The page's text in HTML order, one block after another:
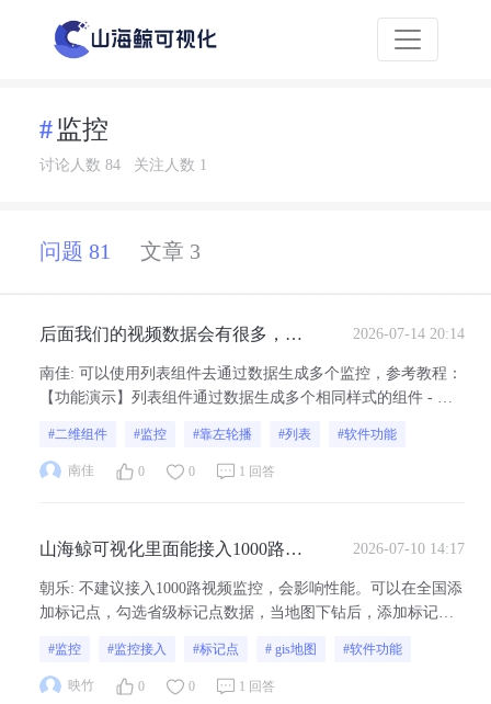
监控
讨论人数 84 关注人数 1
问题 81 文章 3
后面我们的视频数据会有很多，能
现不呢？
2026-07-14 20:14
南佳: 可以使用列表组件去通过数据生成多个监控，参考教程：
【功能演示】列表组件通过数据生成多个相同样式的组件 - 数
为监控接入过多会有性能上的问题（不建议接入超过4个监控）
#二维组件 #监控 #靠左轮播 #列表 #软件功能
南佳 0 0 1 回答
山海鲸可视化里面能接入1000路视
点击或者下钻可以逐层看到
2026-07-10 14:17
朝乐: 不建议接入1000路视频监控，会影响性能。可以在全国添
加标记点，勾选省级标记点数据，当地图下钻后，添加标记
看地图层级将地图层级填入该标记组效果如下：实现点击标记
点显示监控，可以将监控组件放入弹窗，参考此教程：点击三
#监控 #监控接入 #标记点 # gis地图 #软件功能
映竹 0 0 1 回答